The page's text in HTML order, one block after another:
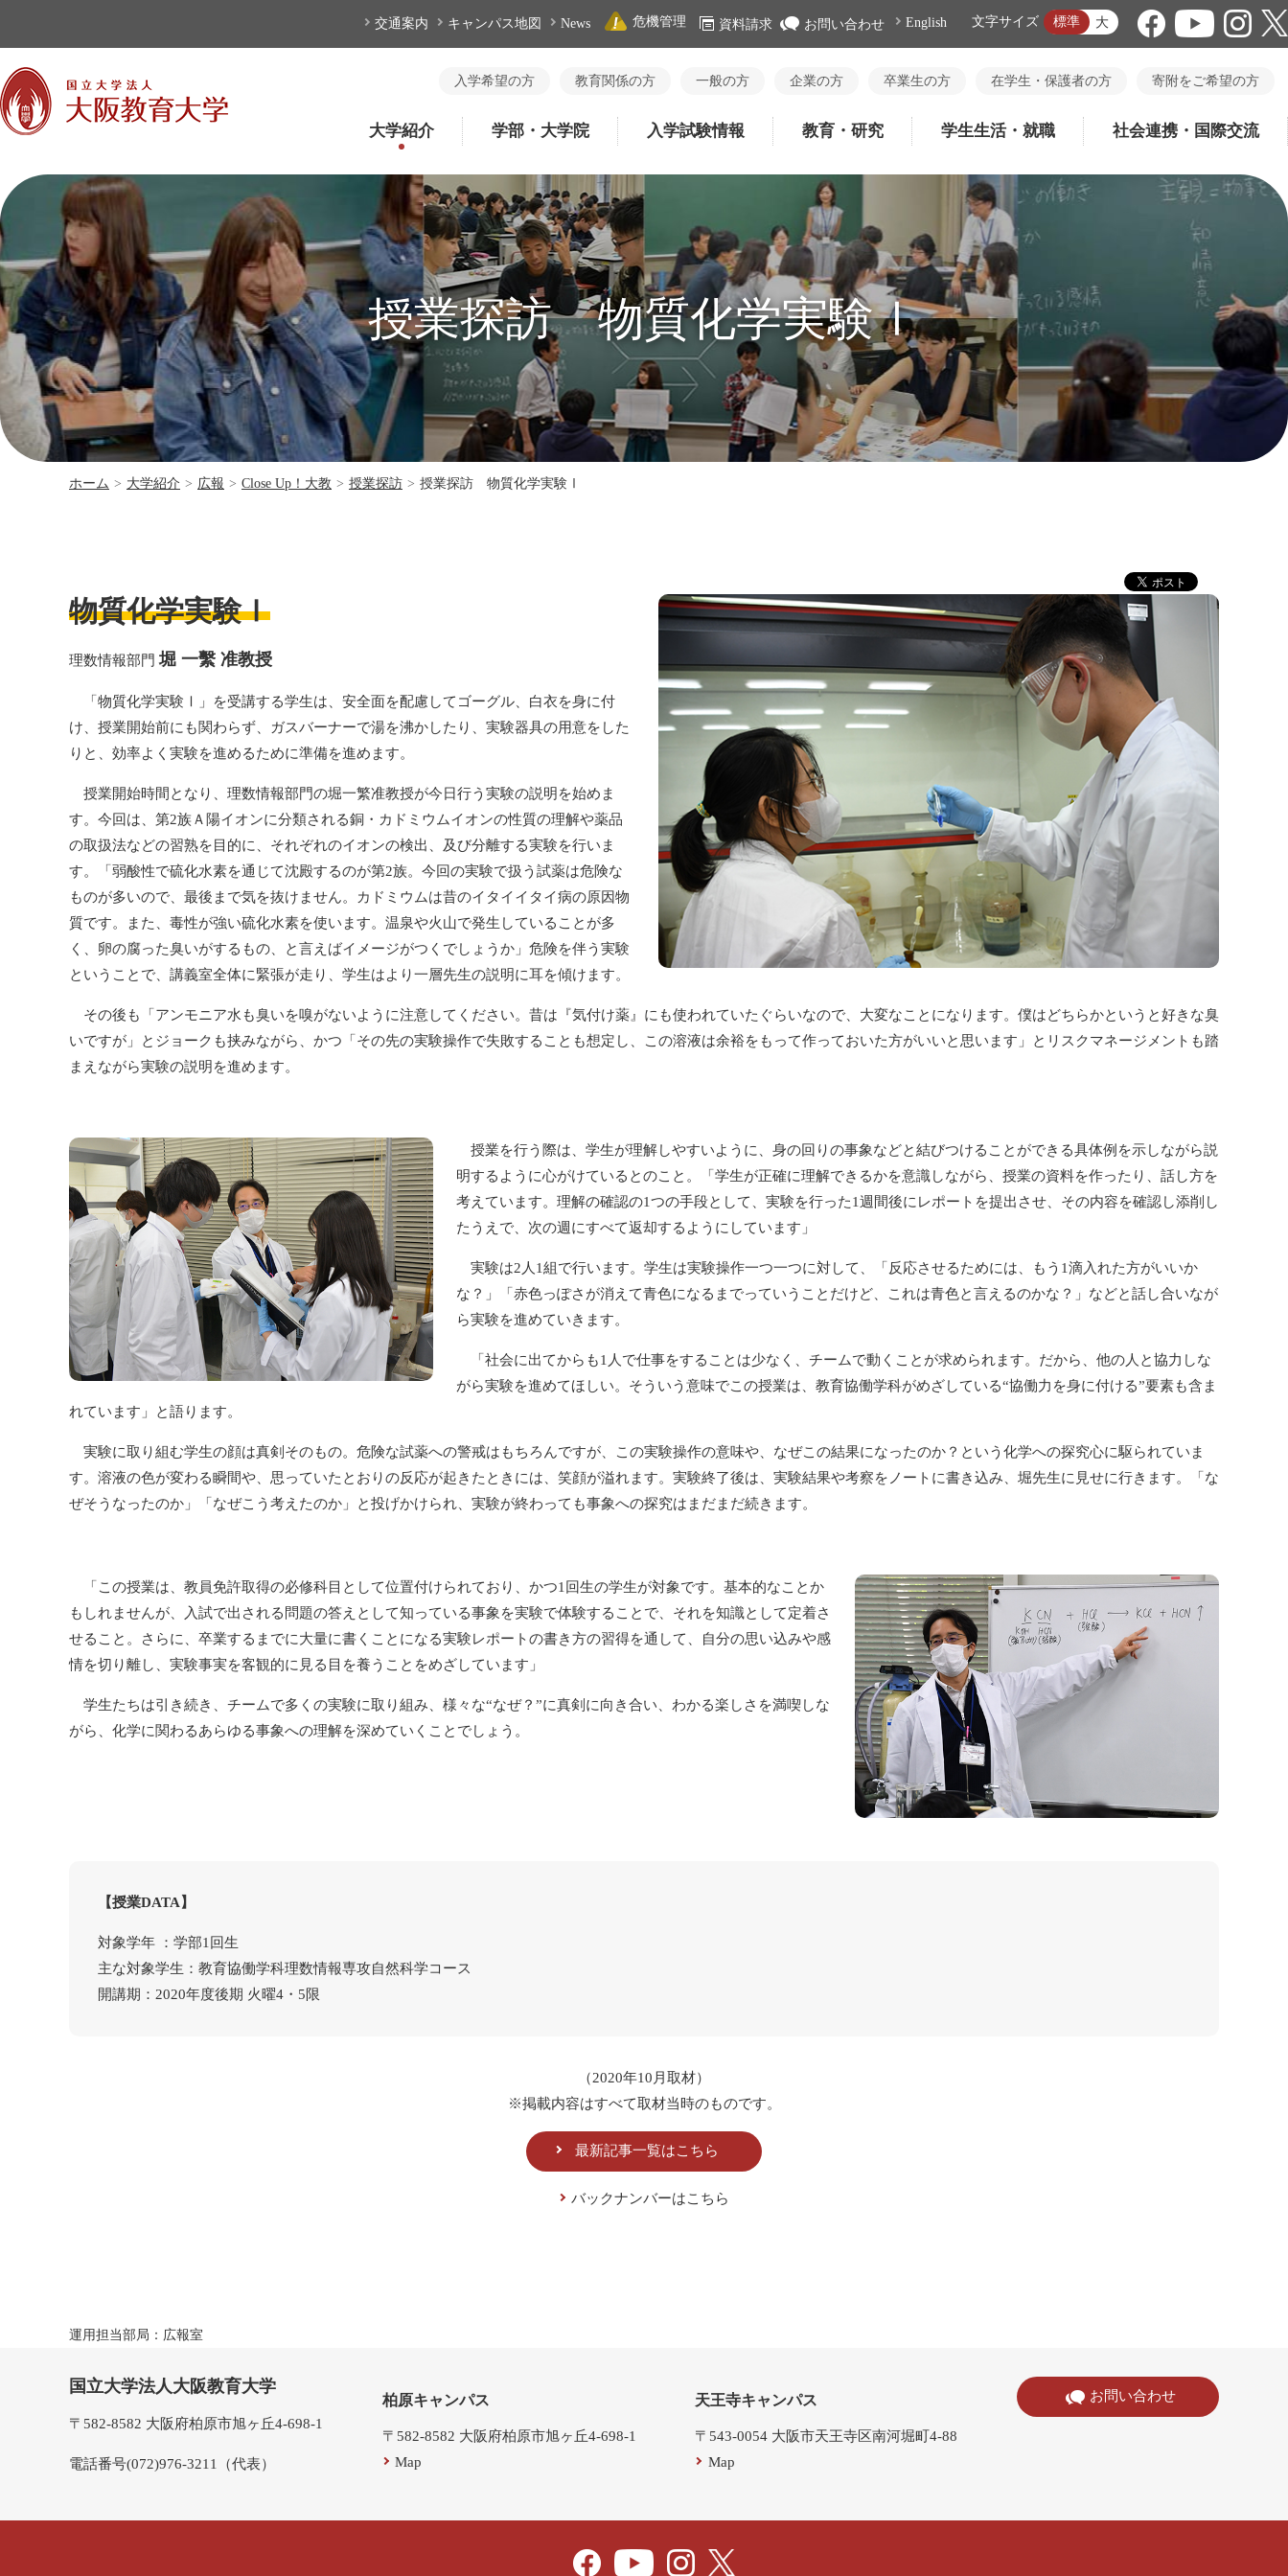
交通案内 キャンパス地図 News 危機管理 資料請求 お問い合わせ English 文字サイズ 標準 大
入学希望の方 教育関係の方 一般の方 企業の方 卒業生の方 在学生・保護者の方 寄附をご希望の方
大学紹介 学部・大学院 入学試験情報 教育・研究 学生生活・就職 社会連携・国際交流
授業探訪 物質化学実験Ⅰ
ホーム > 大学紹介 > 広報 > Close Up！大教 > 授業探訪 > 授業探訪 物質化学実験Ⅰ
物質化学実験Ⅰ
理数情報部門堀 一繫 准教授
「物質化学実験Ⅰ」を受講する学生は、安全面を配慮してゴーグル、白衣を身に付
け、授業開始前にも関わらず、ガスバーナーで湯を沸かしたり、実験器具の用意をした
りと、効率よく実験を進めるために準備を進めます。
授業開始時間となり、理数情報部門の堀一繁准教授が今日行う実験の説明を始めま
す。今回は、第2族Ａ陽イオンに分類される銅・カドミウムイオンの性質の理解や薬品
の取扱法などの習熟を目的に、それぞれのイオンの検出、及び分離する実験を行いま
す。「弱酸性で硫化水素を通じて沈殿するのが第2族。今回の実験で扱う試薬は危険な
ものが多いので、最後まで気を抜けません。カドミウムは昔のイタイイタイ病の原因物
質です。また、毒性が強い硫化水素を使います。温泉や火山で発生していることが多
く、卵の腐った臭いがするもの、と言えばイメージがつくでしょうか」危険を伴う実験
ということで、講義室全体に緊張が走り、学生はより一層先生の説明に耳を傾けます。
その後も「アンモニア水も臭いを嗅がないように注意してください。昔は『気付け薬』にも使われていたぐらいなので、大変なことになります。僕はどちらかというと好きな臭
いですが」とジョークも挟みながら、かつ「その先の実験操作で失敗することも想定し、この溶液は余裕をもって作っておいた方がいいと思います」とリスクマネージメントも踏
まえながら実験の説明を進めます。
授業を行う際は、学生が理解しやすいように、身の回りの事象などと結びつけることができる具体例を示しながら説
明するように心がけているとのこと。「学生が正確に理解できるかを意識しながら、授業の資料を作ったり、話し方を
考えています。理解の確認の1つの手段として、実験を行った1週間後にレポートを提出させ、その内容を確認し添削し
たうえで、次の週にすべて返却するようにしています」
実験は2人1組で行います。学生は実験操作一つ一つに対して、「反応させるためには、もう1滴入れた方がいいか
な？」「赤色っぽさが消えて青色になるまでっていうことだけど、これは青色と言えるのかな？」などと話し合いなが
ら実験を進めていきます。
「社会に出てからも1人で仕事をすることは少なく、チームで動くことが求められます。だから、他の人と協力しな
がら実験を進めてほしい。そういう意味でこの授業は、教育協働学科がめざしている“協働力を身に付ける”要素も含ま
れています」と語ります。
実験に取り組む学生の顔は真剣そのもの。危険な試薬への警戒はもちろんですが、この実験操作の意味や、なぜこの結果になったのか？という化学への探究心に駆られていま
す。溶液の色が変わる瞬間や、思っていたとおりの反応が起きたときには、笑顔が溢れます。実験終了後は、実験結果や考察をノートに書き込み、堀先生に見せに行きます。「な
ぜそうなったのか」「なぜこう考えたのか」と投げかけられ、実験が終わっても事象への探究はまだまだ続きます。
「この授業は、教員免許取得の必修科目として位置付けられており、かつ1回生の学生が対象です。基本的なことか
もしれませんが、入試で出される問題の答えとして知っている事象を実験で体験することで、それを知識として定着さ
せること。さらに、卒業するまでに大量に書くことになる実験レポートの書き方の習得を通して、自分の思い込みや感
情を切り離し、実験事実を客観的に見る目を養うことをめざしています」
学生たちは引き続き、チームで多くの実験に取り組み、様々な“なぜ？”に真剣に向き合い、わかる楽しさを満喫しな
がら、化学に関わるあらゆる事象への理解を深めていくことでしょう。
【授業DATA】
対象学年 ：学部1回生
主な対象学生：教育協働学科理数情報専攻自然科学コース
開講期：2020年度後期 火曜4・5限
（2020年10月取材）
※掲載内容はすべて取材当時のものです。
最新記事一覧はこちら
バックナンバーはこちら
運用担当部局：広報室
国立大学法人大阪教育大学
〒582-8582 大阪府柏原市旭ヶ丘4-698-1
電話番号(072)976-3211（代表）
柏原キャンパス
〒582-8582 大阪府柏原市旭ヶ丘4-698-1
Map
天王寺キャンパス
〒543-0054 大阪市天王寺区南河堀町4-88
Map
お問い合わせ